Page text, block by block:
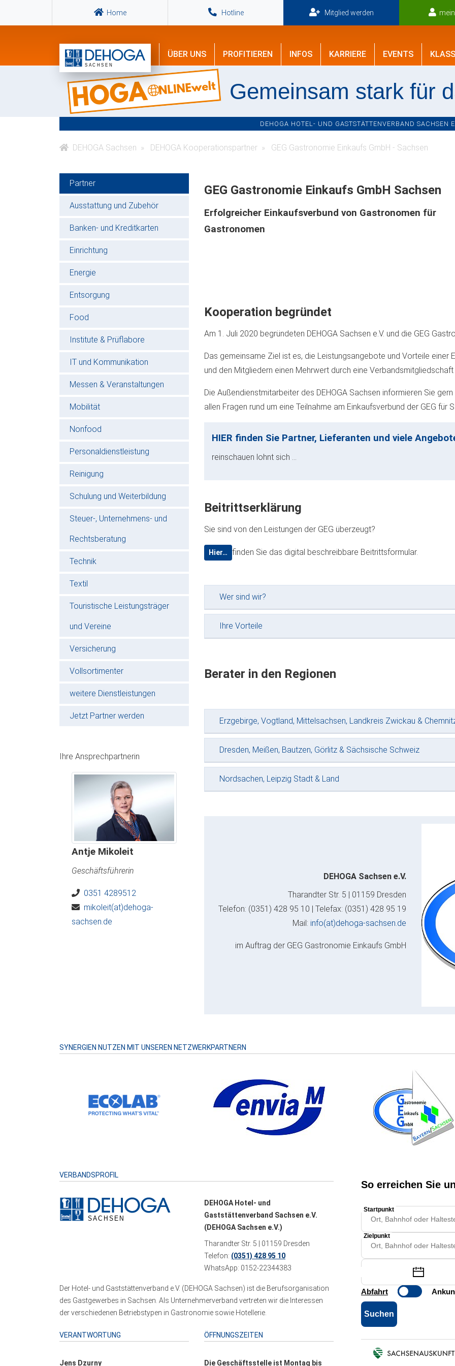
Home Hotline Mitglied werden
ÜBER UNS PROFITIEREN INFOS KARRIERE EVENTS
Gemeinsam stark für
DEHOGA HOTEL- UND GASTSTÄTTENVERBAND SACHSEN
DEHOGA Sachsen DEHOGA Kooperationspartner GEG Gastronomie Einkaufs GmbH - Sachsen
Partner
Ausstattung und Zubehör
Banken- und Kreditkarten
Einrichtung
Energie
Entsorgung
Food
Institute & Prüflabore
IT und Kommunikation
Messen & Veranstaltungen
Mobilität
Nonfood
Personaldienstleistung
Reinigung
Schulung und Weiterbildung
Steuer-, Unternehmens- und
Rechtsberatung
Technik
Textil
Touristische Leistungsträger
und Vereine
Versicherung
Vollsortimenter
weitere Dienstleistungen
Jetzt Partner werden
Ihre Ansprechpartnerin
Antje Mikoleit
Geschäftsführerin
0351 4289512
mikoleit(at)dehoga-
sachsen.de
GEG Gastronomie Einkaufs GmbH Sachsen
Erfolgreicher Einkaufsverbund von Gastronomen für
Gastronomen
Kooperation begründet
Am 1. Juli 2020 begründeten DEHOGA Sachsen e.V. und die GEG
Das gemeinsame Ziel ist es, die Leistungsangebote und Vorteile
und den Mitgliedern einen Mehrwert durch eine
Die Außendienstmitarbeiter des DEHOGA Sachsen informieren Sie
allen Fragen rund um eine Teilnahme am Einkaufsverbund der GEG für
HIER finden Sie Partner, Lieferanten und viele
reinschauen lohnt sich ...
Beitrittserklärung
Sie sind von den Leistungen der GEG überzeugt?
Hier… finden Sie das digital beschreibbare Beitrittsformular.
Wer sind wir?
Ihre Vorteile
Berater in den Regionen
Erzgebirge, Vogtland, Mittelsachsen, Landkreis Zwickau &
Dresden, Meißen, Bautzen, Görlitz & Sächsische Schweiz
Nordsachen, Leipzig Stadt & Land
DEHOGA Sachsen e.V.
Tharandter Str. 5 | 01159 Dresden
Telefon: (0351) 428 95 10 | Telefax: (0351) 428 95 19
Mail: info(at)dehoga-sachsen.de
im Auftrag der GEG Gastronomie Einkaufs GmbH
SYNERGIEN NUTZEN MIT UNSEREN NETZWERKPARTNERN
VERBANDSPROFIL
DEHOGA Hotel- und
Gaststättenverband Sachsen e.V.
(DEHOGA Sachsen e.V.)
Tharandter Str. 5 | 01159 Dresden
Telefon: (0351) 428 95 10
WhatsApp: 0152-22344383
Der Hotel- und Gaststättenverband e.V. (DEHOGA Sachsen) ist die Berufsorganisation
des Gastgewerbes in Sachsen. Als Unternehmerverband vertreten wir die Interessen
der verschiedenen Betriebstypen in Gastronomie sowie Hotellerie.
VERANTWORTUNG
Jens Dzurny
ÖFFNUNGSZEITEN
Die Geschäftsstelle ist Montag bis